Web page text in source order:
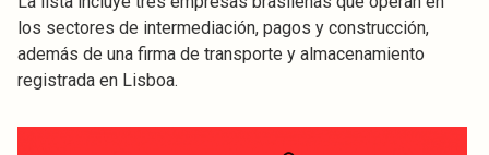
los sectores de intermediación, pagos y construcción,
además de una firma de transporte y almacenamiento
registrada en Lisboa.